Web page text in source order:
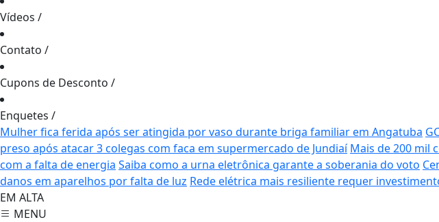
Vídeos /
Contato /
Cupons de Desconto /
Enquetes /
Mulher fica ferida após ser atingida por vaso durante briga familiar em Angatuba
preso após atacar 3 colegas com faca em supermercado de Jundiaí Mais de 200 mil
com a falta de energia Saiba como a urna eletrônica garante a soberania do voto
danos em aparelhos por falta de luz Rede elétrica mais resiliente requer
EM ALTA
MENU